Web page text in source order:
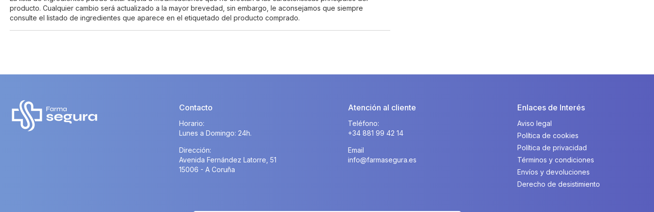
producto. Cualquier cambio será actualizado a la mayor brevedad, sin embargo, le aconsejamos que siempre
consulte el listado de ingredientes que aparece en el etiquetado del producto comprado.
Contacto
Horario:
Lunes a Domingo: 24h.
Dirección:
Avenida Fernández Latorre, 51
15006 - A Coruña
Atención al cliente
Teléfono:
+34 881 99 42 14
Email
info@farmasegura.es
Enlaces de Interés
Aviso legal
Política de cookies
Política de privacidad
Términos y condiciones
Envíos y devoluciones
Derecho de desistimiento